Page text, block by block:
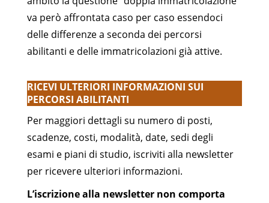
va però affrontata caso per caso essendoci
delle differenze a seconda dei percorsi
abilitanti e delle immatricolazioni già attive.
RICEVI ULTERIORI INFORMAZIONI SUI
PERCORSI ABILITANTI
Per maggiori dettagli su numero di posti,
scadenze, costi, modalità, date, sedi degli
esami e piani di studio, iscriviti alla newsletter
per ricevere ulteriori informazioni.
L’iscrizione alla newsletter non comporta